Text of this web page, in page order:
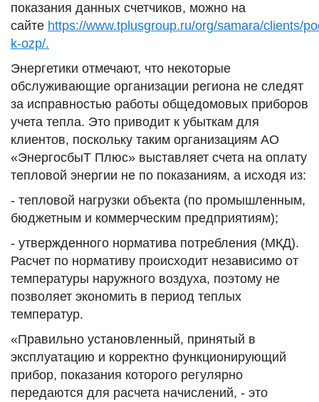
показания данных счетчиков, можно на
сайте https://www.tplusgroup.ru/org/samara/clients/
k-ozp/.
Энергетики отмечают, что некоторые
обслуживающие организации региона не следят
за исправностью работы общедомовых приборов
учета тепла. Это приводит к убыткам для
клиентов, поскольку таким организациям АО
«ЭнергосбыТ Плюс» выставляет счета на оплату
тепловой энергии не по показаниям, а исходя из:
- тепловой нагрузки объекта (по промышленным,
бюджетным и коммерческим предприятиям);
- утвержденного норматива потребления (МКД).
Расчет по нормативу происходит независимо от
температуры наружного воздуха, поэтому не
позволяет экономить в период теплых
температур.
«Правильно установленный, принятый в
эксплуатацию и корректно функционирующий
прибор, показания которого регулярно
передаются для расчета начислений, - это